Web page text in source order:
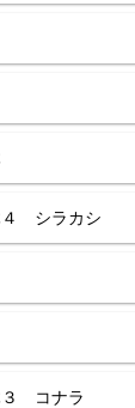
４ シラカシ
３ コナラ